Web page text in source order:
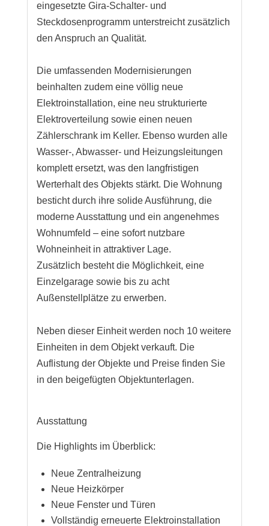
eingesetzte Gira-Schalter- und
Steckdosenprogramm unterstreicht zusätzlich
den Anspruch an Qualität.
Die umfassenden Modernisierungen
beinhalten zudem eine völlig neue
Elektroinstallation, eine neu strukturierte
Elektroverteilung sowie einen neuen
Zählerschrank im Keller. Ebenso wurden alle
Wasser-, Abwasser- und Heizungsleitungen
komplett ersetzt, was den langfristigen
Werterhalt des Objekts stärkt. Die Wohnung
besticht durch ihre solide Ausführung, die
moderne Ausstattung und ein angenehmes
Wohnumfeld – eine sofort nutzbare
Wohneinheit in attraktiver Lage.
Zusätzlich besteht die Möglichkeit, eine
Einzelgarage sowie bis zu acht
Außenstellplätze zu erwerben.
Neben dieser Einheit werden noch 10 weitere
Einheiten in dem Objekt verkauft. Die
Auflistung der Objekte und Preise finden Sie
in den beigefügten Objektunterlagen.
Ausstattung
Die Highlights im Überblick:
Neue Zentralheizung
Neue Heizkörper
Neue Fenster und Türen
Vollständig erneuerte Elektroinstallation